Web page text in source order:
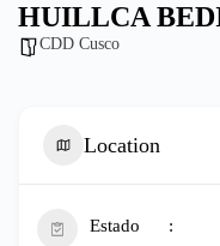
HUILLCA
CDD Cusco
Location
Estado